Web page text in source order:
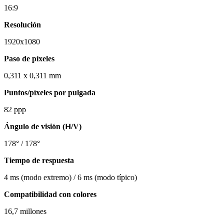
16:9
Resolución
1920x1080
Paso de píxeles
0,311 x 0,311 mm
Puntos/píxeles por pulgada
82 ppp
Ángulo de visión (H/V)
178° / 178°
Tiempo de respuesta
4 ms (modo extremo) / 6 ms (modo típico)
Compatibilidad con colores
16,7 millones